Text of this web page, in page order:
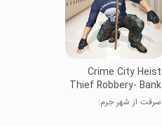
Crime City Heist
Thief Robbery- Bank
Robbery Games
سرقت از شهر جرم: